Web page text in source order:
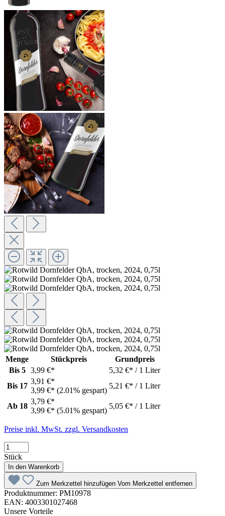
Menge Stückpreis
Grundpreis
Bis 5 3,99 €*
5,32 €* / 1 Liter
Bis 17
3,91 €*
3,99 €* (2.01% gespart)
5,21 €* / 1 Liter
Ab 18
3,79 €*
3,99 €* (5.01% gespart)
5,05 €* / 1 Liter
Preise inkl. MwSt. zzgl. Versandkosten
Stück
In den Warenkorb
Zum Merkzettel hinzufügen Vom Merkzettel entfernen
Produktnummer: PM10978
EAN: 4003301027468
Unsere Vorteile